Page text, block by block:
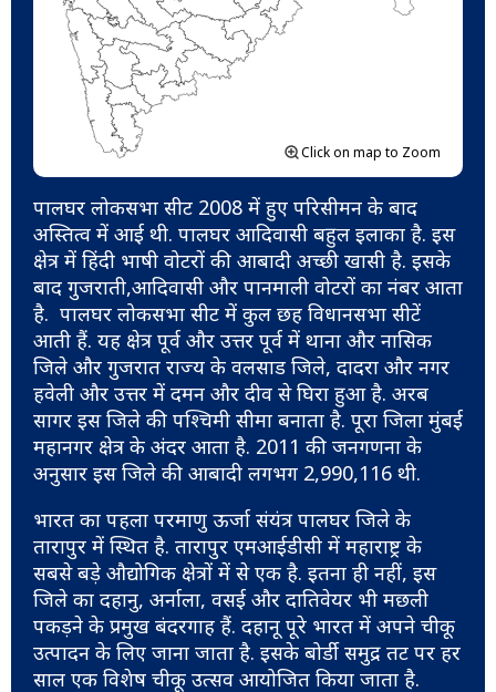
Click on map to Zoom
पालघर लोकसभा सीट 2008 में हुए परिसीमन के बाद
अस्तित्व में आई थी. पालघर आदिवासी बहुल इलाका है. इस
क्षेत्र में हिंदी भाषी वोटरों की आबादी अच्छी खासी है. इसके
बाद गुजराती,आदिवासी और पानमाली वोटरों का नंबर आता
है. पालघर लोकसभा सीट में कुल छह विधानसभा सीटें
आती हैं. यह क्षेत्र पूर्व और उत्तर पूर्व में थाना और नासिक
जिले और गुजरात राज्य के वलसाड जिले, दादरा और नगर
हवेली और उत्तर में दमन और दीव से घिरा हुआ है. अरब
सागर इस जिले की पश्चिमी सीमा बनाता है. पूरा जिला मुंबई
महानगर क्षेत्र के अंदर आता है. 2011 की जनगणना के
अनुसार इस जिले की आबादी लगभग 2,990,116 थी.
भारत का पहला परमाणु ऊर्जा संयंत्र पालघर जिले के
तारापुर में स्थित है. तारापुर एमआईडीसी में महाराष्ट्र के
सबसे बड़े औद्योगिक क्षेत्रों में से एक है. इतना ही नहीं, इस
जिले का दहानु, अर्नाला, वसई और दातिवेयर भी मछली
पकड़ने के प्रमुख बंदरगाह हैं. दहानू पूरे भारत में अपने चीकू
उत्पादन के लिए जाना जाता है. इसके बोर्डी समुद्र तट पर हर
साल एक विशेष चीकू उत्सव आयोजित किया जाता है.